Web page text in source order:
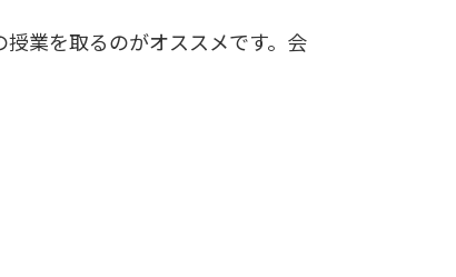
業を取るのがオススメです。会